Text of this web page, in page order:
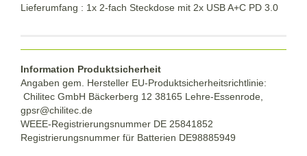
Lieferumfang : 1x 2-fach Steckdose mit 2x USB A+C PD 3.0
Information Produktsicherheit
Angaben gem. Hersteller EU-Produktsicherheitsrichtlinie:
Chilitec GmbH Bäckerberg 12 38165 Lehre-Essenrode,
gpsr@chilitec.de
WEEE-Registrierungsnummer DE 25841852
Registrierungsnummer für Batterien DE98885949